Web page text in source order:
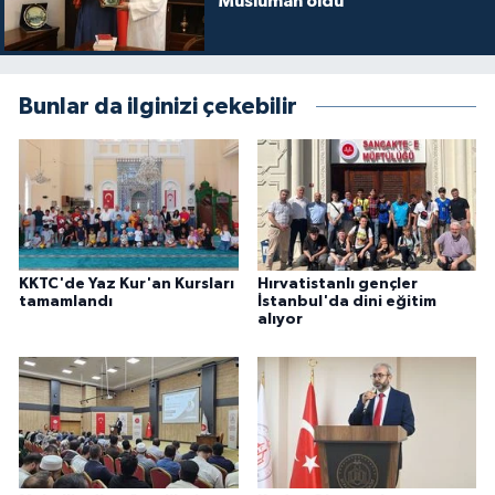
Bunlar da ilginizi çekebilir
KKTC'de Yaz Kur'an Kursları
tamamlandı
Hırvatistanlı gençler
İstanbul'da dini eğitim
alıyor
Niğde Müftülüğü
Ordu Müftülüğü
Osmaniye Müftülüğü
Rize Müftülüğü
Sakarya Müftülüğü
Siirt Müftülüğü
Sinop Müftülüğü